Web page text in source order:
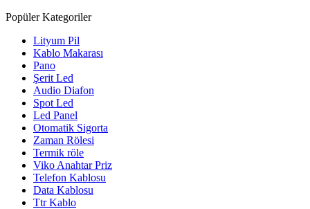
Popüler Kategoriler
Lityum Pil
Kablo Makarası
Pano
Şerit Led
Audio Diafon
Spot Led
Led Panel
Otomatik Sigorta
Zaman Rölesi
Termik röle
Viko Anahtar Priz
Telefon Kablosu
Data Kablosu
Ttr Kablo